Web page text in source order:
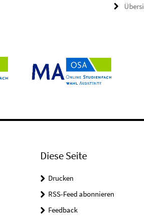
Diese Seite
Drucken
RSS-Feed abonnieren
Feedback